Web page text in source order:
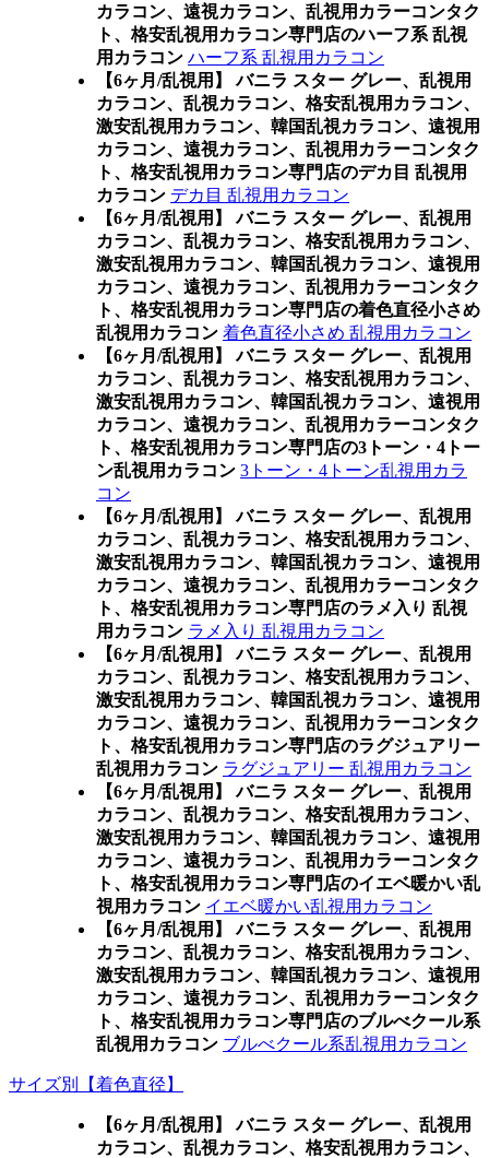
カラコン、遠視カラコン、乱視用カラーコンタク
ト、格安乱視用カラコン専門店のハーフ系 乱視
用カラコン ハーフ系 乱視用カラコン
【6ヶ月/乱視用】 バニラ スター グレー、乱視用
カラコン、乱視カラコン、格安乱視用カラコン、
激安乱視用カラコン、韓国乱視カラコン、遠視用
カラコン、遠視カラコン、乱視用カラーコンタク
ト、格安乱視用カラコン専門店のデカ目 乱視用
カラコン デカ目 乱視用カラコン
【6ヶ月/乱視用】 バニラ スター グレー、乱視用
カラコン、乱視カラコン、格安乱視用カラコン、
激安乱視用カラコン、韓国乱視カラコン、遠視用
カラコン、遠視カラコン、乱視用カラーコンタク
ト、格安乱視用カラコン専門店の着色直径小さめ
乱視用カラコン 着色直径小さめ 乱視用カラコン
【6ヶ月/乱視用】 バニラ スター グレー、乱視用
カラコン、乱視カラコン、格安乱視用カラコン、
激安乱視用カラコン、韓国乱視カラコン、遠視用
カラコン、遠視カラコン、乱視用カラーコンタク
ト、格安乱視用カラコン専門店の3トーン・4トー
ン乱視用カラコン 3トーン・4トーン乱視用カラ
コン
【6ヶ月/乱視用】 バニラ スター グレー、乱視用
カラコン、乱視カラコン、格安乱視用カラコン、
激安乱視用カラコン、韓国乱視カラコン、遠視用
カラコン、遠視カラコン、乱視用カラーコンタク
ト、格安乱視用カラコン専門店のラメ入り 乱視
用カラコン ラメ入り 乱視用カラコン
【6ヶ月/乱視用】 バニラ スター グレー、乱視用
カラコン、乱視カラコン、格安乱視用カラコン、
激安乱視用カラコン、韓国乱視カラコン、遠視用
カラコン、遠視カラコン、乱視用カラーコンタク
ト、格安乱視用カラコン専門店のラグジュアリー
乱視用カラコン ラグジュアリー 乱視用カラコン
【6ヶ月/乱視用】 バニラ スター グレー、乱視用
カラコン、乱視カラコン、格安乱視用カラコン、
激安乱視用カラコン、韓国乱視カラコン、遠視用
カラコン、遠視カラコン、乱視用カラーコンタク
ト、格安乱視用カラコン専門店のイエベ暖かい乱
視用カラコン イエベ暖かい乱視用カラコン
【6ヶ月/乱視用】 バニラ スター グレー、乱視用
カラコン、乱視カラコン、格安乱視用カラコン、
激安乱視用カラコン、韓国乱視カラコン、遠視用
カラコン、遠視カラコン、乱視用カラーコンタク
ト、格安乱視用カラコン専門店のブルべクール系
乱視用カラコン ブルべクール系乱視用カラコン
サイズ別【着色直径】
【6ヶ月/乱視用】 バニラ スター グレー、乱視用
カラコン、乱視カラコン、格安乱視用カラコン、